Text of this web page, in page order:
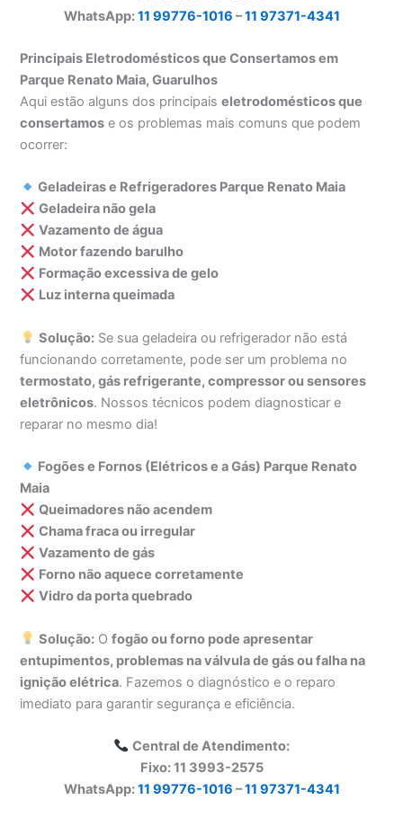
WhatsApp:11 99776-1016 –11 97371-4341
Principais Eletrodomésticos que Consertamos em
Parque Renato Maia, Guarulhos
Aqui estão alguns dos principaiseletrodomésticos que
consertamos e os problemas mais comuns que podem
ocorrer:
Geladeiras e Refrigeradores Parque Renato Maia
Geladeira não gela
Vazamento de água
Motor fazendo barulho
Formação excessiva de gelo
Luz interna queimada
Solução: Se sua geladeira ou refrigerador não está
funcionando corretamente, pode ser um problema no
termostato, gás refrigerante, compressor ou sensores
eletrônicos. Nossos técnicos podem diagnosticar e
reparar no mesmo dia!
Fogões e Fornos (Elétricos e a Gás) Parque Renato
Maia
Queimadores não acendem
Chama fraca ou irregular
Vazamento de gás
Forno não aquece corretamente
Vidro da porta quebrado
Solução: Ofogão ou forno pode apresentar
entupimentos, problemas na válvula de gás ou falha na
ignição elétrica. Fazemos o diagnóstico e o reparo
imediato para garantir segurança e eficiência.
Central de Atendimento:
Fixo: 11 3993-2575
WhatsApp:11 99776-1016 –11 97371-4341